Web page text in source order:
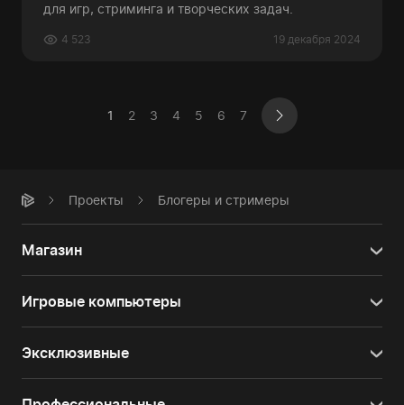
для игр, стриминга и творческих задач.
19 декабря 2024
4 523
1 2 3 4 5 6 7
Проекты Блогеры и стримеры
Магазин
Игровые компьютеры
Эксклюзивные